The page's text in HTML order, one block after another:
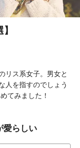
リス系女子。男女と
人を指すのでしょう
てみました！
愛らしい